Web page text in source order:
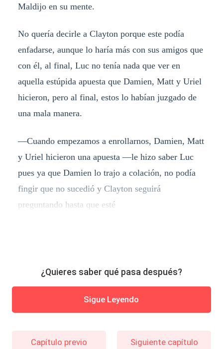
Maldijo en su mente.
No quería decirle a Clayton porque este podía
enfadarse, aunque lo haría más con sus amigos que
con él, al final, Luc no tenía nada que ver en
aquella estúpida apuesta que Damien, Matt y Uriel
hicieron, pero al final, estos lo habían juzgado de
una mala manera.
—Cuando empezamos a enrollarnos, Damien, Matt
y Uriel hicieron una apuesta —le hizo saber Luc
pues ya que Damien lo trajo a colación, no podía
fingir que no sucedió y Clayton seguirá
preguntando hasta que esté
¿Quieres saber qué pasa después?
Sigue Leyendo
Capítulo previo Siguiente capítulo